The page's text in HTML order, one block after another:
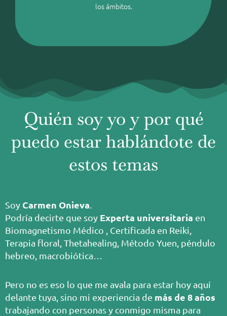
los ámbitos.
Quién soy yo y por qué
puedo estar hablándote de
estos temas
Soy Carmen Onieva.
Podría decirte que soy Experta universitaria en
Biomagnetismo Médico , Certificada en Reiki,
Terapia floral, Thetahealing, Método Yuen, péndulo
hebreo, macrobiótica…
Pero no es eso lo que me avala para estar hoy aquí
delante tuya, sino mi experiencia de más de 8 años
trabajando con personas y conmigo misma para